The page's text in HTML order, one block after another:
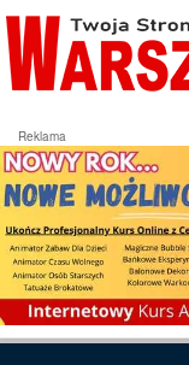
Reklama